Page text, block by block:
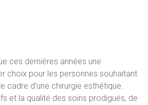
ces dernières années une
choix pour les personnes souhaitant
cadre d’une chirurgie esthétique.
et la qualité des soins prodigués, de